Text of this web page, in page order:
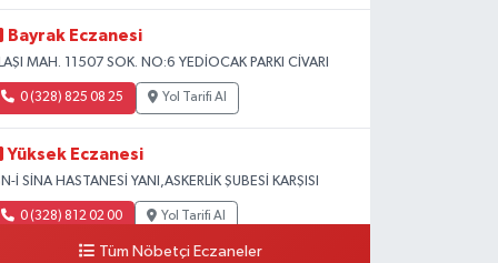
Bayrak Eczanesi
MAH. 11507 SOK. NO:6 YEDİOCAK PARKI CİVARI
0 (328) 825 08 25 Yol Tarifi Al
Yüksek Eczanesi
İ SİNA HASTANESİ YANI,ASKERLİK ŞUBESİ KARŞISI
0 (328) 812 02 00 Yol Tarifi Al
Tüm Nöbetçi Eczaneler